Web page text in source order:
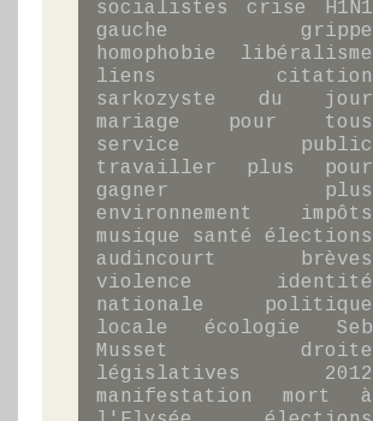
socialistes
crise
H1N1
gauche
grippe
homophobie
libéralisme
liens
citation
sarkozyste du jour
mariage pour tous
service public
travailler plus pour
gagner plus
environnement
impôts
musique
santé
élections
audincourt
brèves
violence
identité
nationale
politique
locale
écologie
Seb
Musset
droite
législatives 2012
manifestation
mort à